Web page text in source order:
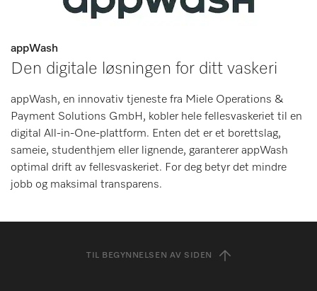
appWash
Den digitale løsningen for ditt vaskeri
appWash, en innovativ tjeneste fra Miele Operations &
Payment Solutions GmbH, kobler hele fellesvaskeriet til en
digital All-in-One-plattform. Enten det er et borettslag,
sameie, studenthjem eller lignende, garanterer appWash
optimal drift av fellesvaskeriet. For deg betyr det mindre
jobb og maksimal transparens.
TIL BEGYNNELSEN AV SIDEN